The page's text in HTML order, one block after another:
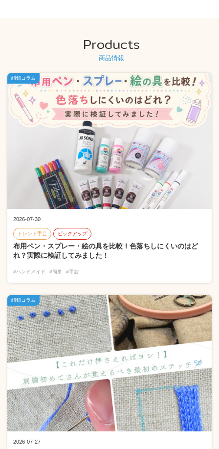
Products
商品情報
2026-07-30
トレンド手芸 ピックアップ
布用ペン・スプレー・絵の具を比較！色落ちしにくいのはど
れ？実際に検証してみました！
#ハンドメイド #簡単 #手芸
紐釦コラム
2026-07-27
紐釦コラム